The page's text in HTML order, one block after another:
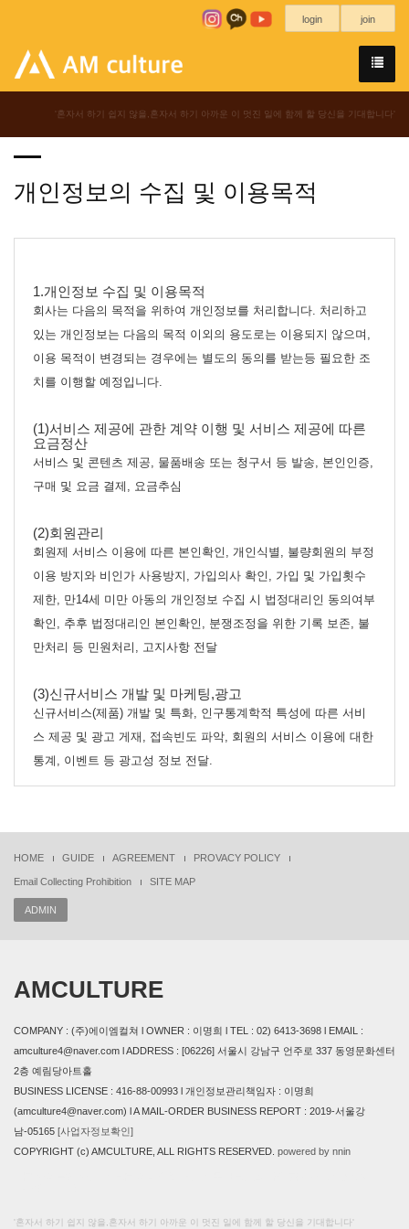
login join
'혼자서 하기 쉽지 않을,혼자서 하기 아까운 이 멋진 일에 함께 할 당신을 기대합니다'
개인정보의 수집 및 이용목적
1.개인정보 수집 및 이용목적
회사는 다음의 목적을 위하여 개인정보를 처리합니다. 처리하고
있는 개인정보는 다음의 목적 이외의 용도로는 이용되지 않으며,
이용 목적이 변경되는 경우에는 별도의 동의를 받는등 필요한 조
치를 이행할 예정입니다.
(1)서비스 제공에 관한 계약 이행 및 서비스 제공에 따른
요금정산
서비스 및 콘텐츠 제공, 물품배송 또는 청구서 등 발송, 본인인증,
구매 및 요금 결제, 요금추심
(2)회원관리
회원제 서비스 이용에 따른 본인확인, 개인식별, 불량회원의 부정
이용 방지와 비인가 사용방지, 가입의사 확인, 가입 및 가입횟수
제한, 만14세 미만 아동의 개인정보 수집 시 법정대리인 동의여부
확인, 추후 법정대리인 본인확인, 분쟁조정을 위한 기록 보존, 불
만처리 등 민원처리, 고지사항 전달
(3)신규서비스 개발 및 마케팅,광고
신규서비스(제품) 개발 및 특화, 인구통계학적 특성에 따른 서비
스 제공 및 광고 게재, 접속빈도 파악, 회원의 서비스 이용에 대한
통계, 이벤트 등 광고성 정보 전달.
HOME GUIDE AGREEMENT PROVACY POLICY
Email Collecting Prohibition SITE MAP
ADMIN
AMCULTURE
COMPANY : (주)에이엠컬쳐 l OWNER : 이명희 l TEL : 02) 6413-3698 l EMAIL :
amculture4@naver.com l ADDRESS : [06226] 서울시 강남구 언주로 337 동영문화센터
2층 예림당아트홀
BUSINESS LICENSE : 416-88-00993 l 개인정보관리책임자 : 이명희
(amculture4@naver.com) l A MAIL-ORDER BUSINESS REPORT : 2019-서울강
남-05165 [사업자정보확인]
COPYRIGHT (c) AMCULTURE, ALL RIGHTS RESERVED. powered by nnin
'혼자서 하기 쉽지 않을,혼자서 하기 아까운 이 멋진 일에 함께 할 당신을 기대합니다'